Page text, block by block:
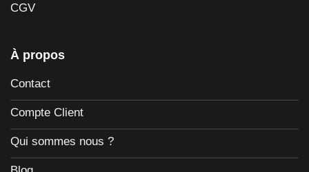
CGV
À propos
Contact
Compte Client
Qui sommes nous ?